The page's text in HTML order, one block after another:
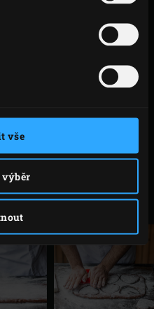
vše
fólií a nechte 60 minut
krém přiveďte v malém
mouku, poté
k varu. Jakmile se
z ohně a vmíchejte
vychladnout a lžící